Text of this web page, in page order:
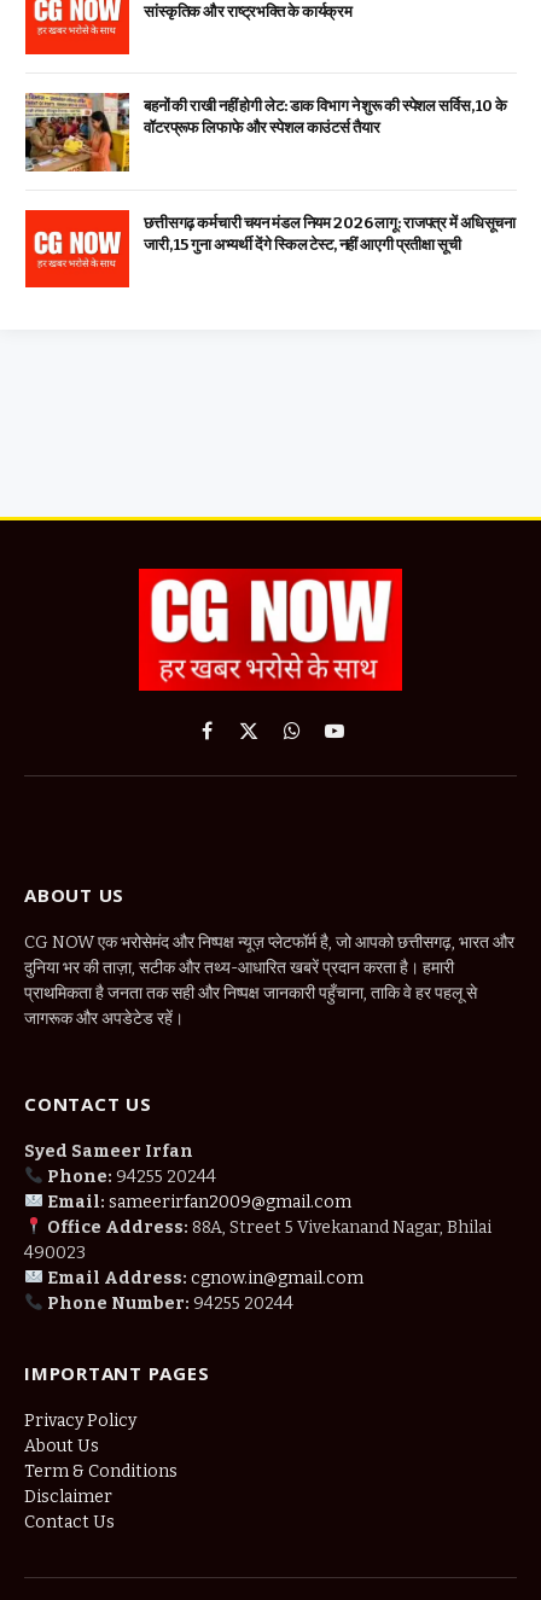
सांस्कृतिक और राष्ट्रभक्ति के कार्यक्रम
बहनों की राखी नहीं होगी लेट: डाक विभाग ने शुरू की स्पेशल सर्विस, ₹10 के
वॉटरप्रूफ लिफाफे और स्पेशल काउंटर्स तैयार
छत्तीसगढ़ कर्मचारी चयन मंडल नियम 2026 लागू: राजपत्र में अधिसूचना
जारी, 15 गुना अभ्यर्थी देंगे स्किल टेस्ट, नहीं आएगी प्रतीक्षा सूची
Facebook
X
WhatsApp
YouTube
ABOUT US
CG NOW एक भरोसेमंद और निष्पक्ष न्यूज़ प्लेटफॉर्म है, जो आपको छत्तीसगढ़, भारत और
दुनिया भर की ताज़ा, सटीक और तथ्य-आधारित खबरें प्रदान करता है। हमारी
प्राथमिकता है जनता तक सही और निष्पक्ष जानकारी पहुँचाना, ताकि वे हर पहलू से
जागरूक और अपडेटेड रहें।
CONTACT US
Syed Sameer Irfan
Phone: 94255 20244
Email: sameerirfan2009@gmail.com
Office Address: 88A, Street 5 Vivekanand Nagar, Bhilai
490023
Email Address: cgnow.in@gmail.com
Phone Number: 94255 20244
IMPORTANT PAGES
Privacy Policy
About Us
Term & Conditions
Disclaimer
Contact Us